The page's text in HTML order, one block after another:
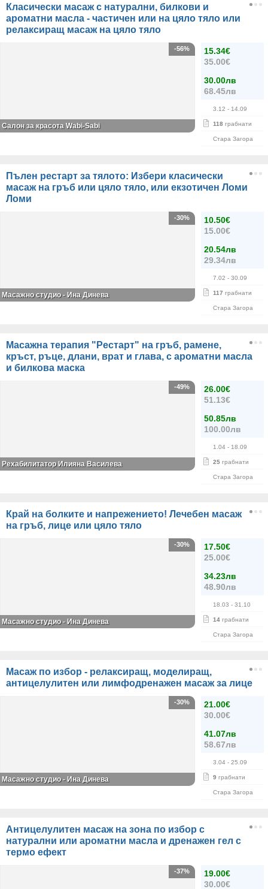
Класически масаж с натурални, билкови и
ароматни масла - частичен или на цяло тяло или
релаксиращ масаж на цяло тяло
15.34€
35.00€
30.00лв
68.45лв
3.12 - 14.09
118 грабнати
Стара Загора
-56%
Салон за красота Wabi-Sabi
Пълен рестарт за тялото: Избери класически
масаж на гръб или цяло тяло, или екзотичен Ломи
Ломи
10.50€
15.00€
20.54лв
29.34лв
7.02 - 30.09
117 грабнати
Стара Загора
-30%
Масажно студио - Ина Динева
Масажна терапия "Рестарт" на гръб, рамене,
кръст, ръце, длани, врат и глава, с ароматни масла
и билкова маска
26.00€
51.13€
50.85лв
100.00лв
1.04 - 18.09
25 грабнати
Стара Загора
-49%
Рехабилитатор Илияна Василева
Край на болките и напрежението! Лечебен масаж
на гръб, лице или цяло тяло
17.50€
25.00€
34.23лв
48.90лв
18.03 - 31.10
14 грабнати
Стара Загора
-30%
Масажно студио - Ина Динева
Масаж по избор - релаксиращ, моделиращ,
антицелулитен или лимфодренажен масаж за лице
21.00€
30.00€
41.07лв
58.67лв
3.04 - 25.09
9 грабнати
Стара Загора
-30%
Масажно студио - Ина Динева
Антицелулитен масаж на зона по избор с
натурални или ароматни масла и дренажен гел с
термо ефект
19.00€
30.00€
-37%